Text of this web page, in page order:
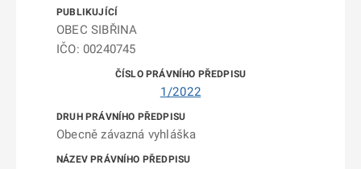
OBEC SIBŘINA
IČO: 00240745
1/2022
Obecně závazná vyhláška